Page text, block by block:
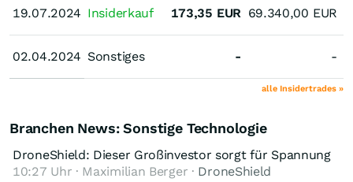
19.07.2024
02.04.2024
19.07.2024 Insiderkauf 173,35 EUR 69.340,00 EUR
02.04.2024 Sonstiges - -
alle Insidertrades »
Branchen News: Sonstige Technologie
DroneShield: Dieser Großinvestor sorgt für Spannung
10:27 Uhr · Maximilian Berger · DroneShield